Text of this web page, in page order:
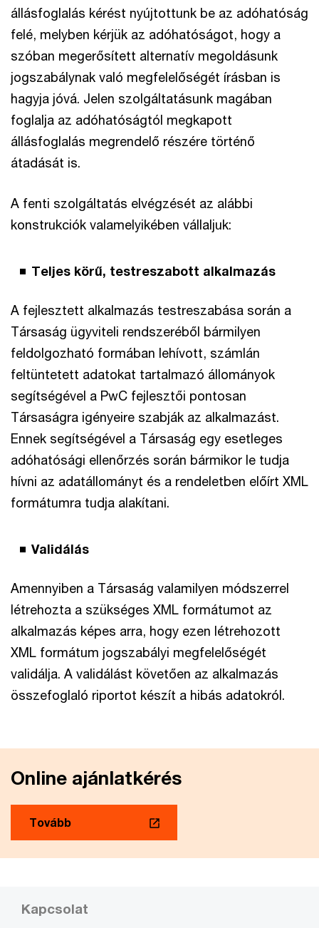
állásfoglalás kérést nyújtottunk be az adóhatóság
felé, melyben kérjük az adóhatóságot, hogy a
szóban megerősített alternatív megoldásunk
jogszabálynak való megfelelőségét írásban is
hagyja jóvá. Jelen szolgáltatásunk magában
foglalja az adóhatóságtól megkapott
állásfoglalás megrendelő részére történő
átadását is.
A fenti szolgáltatás elvégzését az alábbi
konstrukciók valamelyikében vállaljuk:
Teljes körű, testreszabott alkalmazás
A fejlesztett alkalmazás testreszabása során a
Társaság ügyviteli rendszeréből bármilyen
feldolgozható formában lehívott, számlán
feltüntetett adatokat tartalmazó állományok
segítségével a PwC fejlesztői pontosan
Társaságra igényeire szabják az alkalmazást.
Ennek segítségével a Társaság egy esetleges
adóhatósági ellenőrzés során bármikor le tudja
hívni az adatállományt és a rendeletben előírt XML
formátumra tudja alakítani.
Validálás
Amennyiben a Társaság valamilyen módszerrel
létrehozta a szükséges XML formátumot az
alkalmazás képes arra, hogy ezen létrehozott
XML formátum jogszabályi megfelelőségét
validálja. A validálást követően az alkalmazás
összefoglaló riportot készít a hibás adatokról.
Online ajánlatkérés
Tovább
Kapcsolat